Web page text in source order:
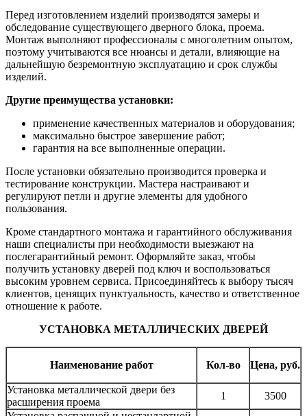
Перед изготовлением изделий производятся замеры и
обследование существующего дверного блока, проема.
Монтаж выполняют профессионалы с многолетним опытом,
поэтому учитываются все нюансы и детали, влияющие на
дальнейшую безремонтную эксплуатацию и срок службы
изделий.
Другие преимущества установки:
применение качественных материалов и оборудования;
максимально быстрое завершение работ;
гарантия на все выполненные операции.
После установки обязательно производится проверка и
тестирование конструкции. Мастера настраивают и
регулируют петли и другие элементы для удобного
пользования.
Кроме стандартного монтажа и гарантийного обслуживания
наши специалисты при необходимости выезжают на
послегарантийный ремонт. Оформляйте заказ, чтобы
получить установку дверей под ключ и воспользоваться
высоким уровнем сервиса. Присоединяйтесь к выбору тысяч
клиентов, ценящих пунктуальность, качество и ответственное
отношение к работе.
УСТАНОВКА МЕТАЛЛИЧЕСКИХ ДВЕРЕЙ
Наименование работ Кол-во Цена, руб.
Установка металлической двери без
расширения проема
1
3500